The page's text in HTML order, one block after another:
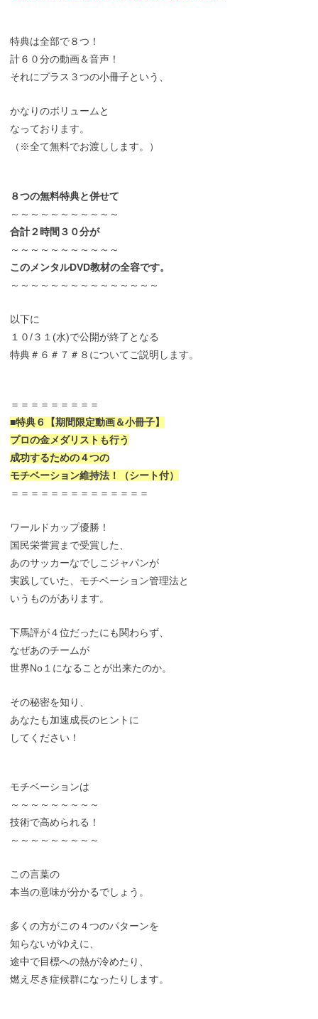
特典は全部で８つ！
計６０分の動画＆音声！
それにプラス３つの小冊子という、
かなりのボリュームと
なっております。
（※全て無料でお渡しします。）
８つの無料特典と併せて
～～～～～～～～～～～
合計２時間３０分が
～～～～～～～～～～～
このメンタルDVD教材の全容です。
～～～～～～～～～～～～～～～
以下に
１０/３１(水)で公開が終了となる
特典＃６＃７＃８についてご説明します。
＝＝＝＝＝＝＝＝＝
■特典６【期間限定動画＆小冊子】
プロの金メダリストも行う
成功するための４つの
モチベーション維持法！（シート付）
＝＝＝＝＝＝＝＝＝＝＝＝＝＝
ワールドカップ優勝！
国民栄誉賞まで受賞した、
あのサッカーなでしこジャパンが
実践していた、モチベーション管理法と
いうものがあります。
下馬評が４位だったにも関わらず、
なぜあのチームが
世界No１になることが出来たのか。
その秘密を知り、
あなたも加速成長のヒントに
してください！
モチベーションは
～～～～～～～～～
技術で高められる！
～～～～～～～～～
この言葉の
本当の意味が分かるでしょう。
多くの方がこの４つのパターンを
知らないがゆえに、
途中で目標への熱が冷めたり、
燃え尽き症候群になったりします。